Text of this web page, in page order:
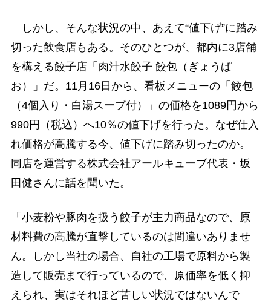
しかし、そんな状況の中、あえて“値下げ”に踏み
切った飲食店もある。そのひとつが、都内に3店舗
を構える餃子店「肉汁水餃子 餃包（ぎょうぱ
お）」だ。11月16日から、看板メニューの「餃包
（4個入り・白湯スープ付）」の価格を1089円から
990円（税込）へ10％の値下げを行った。なぜ仕入
れ価格が高騰する今、値下げに踏み切ったのか。
同店を運営する株式会社アールキューブ代表・坂
田健さんに話を聞いた。
「小麦粉や豚肉を扱う餃子が主力商品なので、原
材料費の高騰が直撃しているのは間違いありませ
ん。しかし当社の場合、自社の工場で原料から製
造して販売まで行っているので、原価率を低く抑
えられ、実はそれほど苦しい状況ではないんで